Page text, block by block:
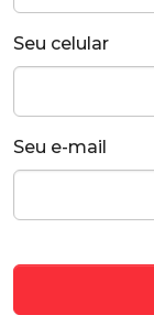
Seu celular
Seu e-mail